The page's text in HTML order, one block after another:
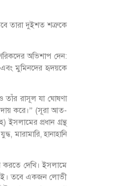
তারা দুইশত শত্রুকে
অভিশাপ দেন:
এবং মুমিনদের হৃদয়কে
তাঁর রাসূল যা ঘোষণা
করে।” (সূরা আত-
প্রধান গ্রন্থ
মারামারি, হানাহানি
করতে দেখি। ইসলামে
নেই। তবে একজন লোভী